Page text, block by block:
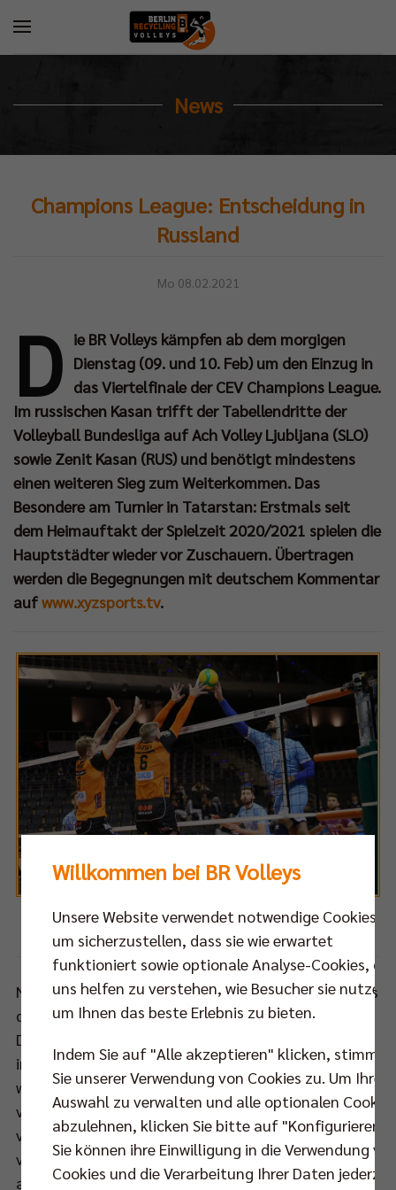
News
Champions League: Entscheidung in
Russland
Mo 08.02.2021
D ie BR Volleys kämpfen ab dem morgigen
Dienstag (09. und 10. Feb) um den Einzug in
das Viertelfinale der CEV Champions League.
Im russischen Kasan trifft der Tabellendritte der
Volleyball Bundesliga auf Ach Volley Ljubljana (SLO)
sowie Zenit Kasan (RUS) und benötigt mindestens
einen weiteren Sieg zum Weiterkommen. Das
Besondere am Turnier in Tatarstan: Erstmals seit
dem Heimauftakt der Spielzeit 2020/2021 spielen die
Hauptstädter wieder vor Zuschauern. Übertragen
werden die Begegnungen mit deutschem Kommentar
aufwww.xyzsports.tv.
Nach dem Rückzug von Jastrzebski Wegiel (POL) aus
dem Wettbewerb treffen sich – wie schon im
Dezember in Berlin – nur drei von vier Mannschaften
in dieser Woche in Kasan. Alle abgesetzten Partien
wurden schon vor Turnierstart mit 3:0 für die
verbliebenen Teams gewertet, sodass vor den
verbleibenden Matches Kasan (12 Pkt) die Tabelle
vor den BR Volleys (9 Pkt) und Ljubljana (6 Pkt)
anführt. Im Quervergleich aller insgesamt fünf
Willkommen bei BR Volleys
Unsere Website verwendet notwendige Cookies,
um sicherzustellen, dass sie wie erwartet
funktioniert sowie optionale Analyse-Cookies, die
uns helfen zu verstehen, wie Besucher sie nutzen,
um Ihnen das beste Erlebnis zu bieten.
Indem Sie auf "Alle akzeptieren" klicken, stimmen
Sie unserer Verwendung von Cookies zu. Um Ihre
Auswahl zu verwalten und alle optionalen Cookies
abzulehnen, klicken Sie bitte auf "Konfigurieren".
Sie können ihre Einwilligung in die Verwendung
Cookies und die Verarbeitung Ihrer Daten